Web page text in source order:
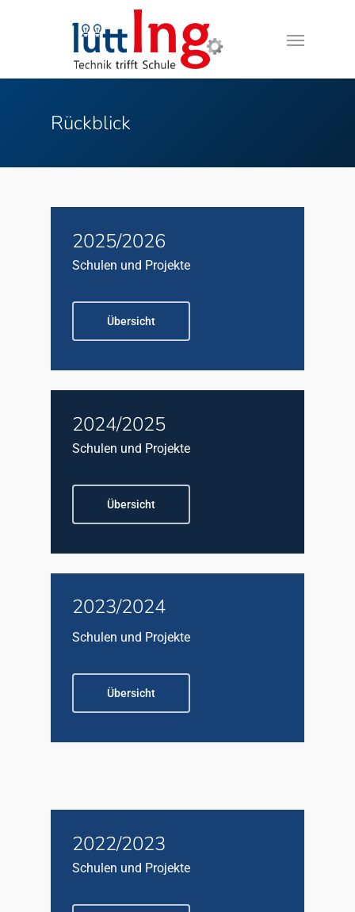
Rückblick
2025/2026
Schulen und Projekte
Übersicht
2024/2025
Schulen und Projekte
Übersicht
2023/2024
Schulen und Projekte
Übersicht
2022/2023
Schulen und Projekte